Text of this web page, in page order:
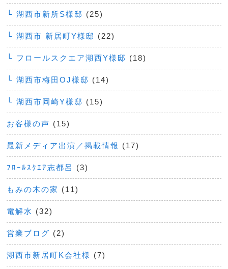
└ 湖西市新所S様邸 (25)
└ 湖西市 新居町Y様邸 (22)
└ フロールスクエア湖西Y様邸 (18)
└ 湖西市梅田OJ様邸 (14)
└ 湖西市岡崎Y様邸 (15)
お客様の声 (15)
最新メディア出演／掲載情報 (17)
ﾌﾛｰﾙｽｸｴｱ志都呂 (3)
もみの木の家 (11)
電解水 (32)
営業ブログ (2)
湖西市新居町K会社様 (7)